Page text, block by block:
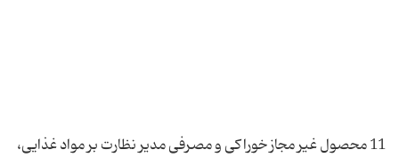
11 محصول غیر مجاز خوراکی و مصرفی مدیر نظارت بر مواد غذایی،